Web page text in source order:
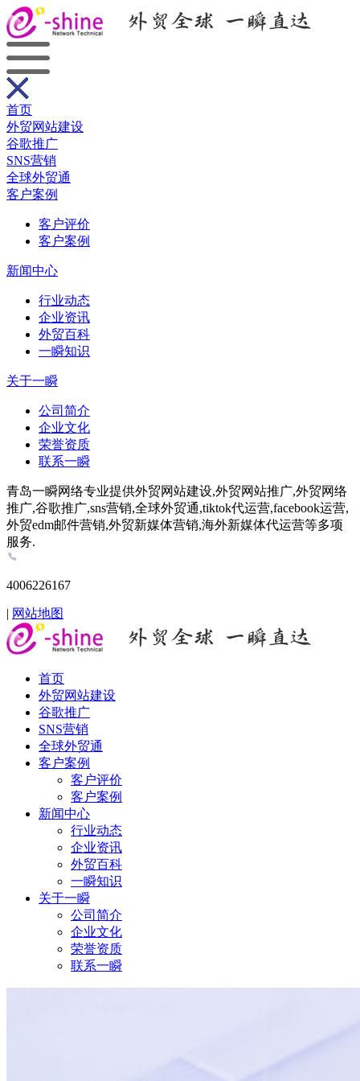
首页
外贸网站建设
谷歌推广
SNS营销
全球外贸通
客户案例
客户评价
客户案例
新闻中心
行业动态
企业资讯
外贸百科
一瞬知识
关于一瞬
公司简介
企业文化
荣誉资质
联系一瞬
青岛一瞬网络专业提供外贸网站建设,外贸网站推广,外贸网络
推广,谷歌推广,sns营销,全球外贸通,tiktok代运营,facebook运营,
外贸edm邮件营销,外贸新媒体营销,海外新媒体代运营等多项
服务.
4006226167
| 网站地图
首页
外贸网站建设
谷歌推广
SNS营销
全球外贸通
客户案例
客户评价
客户案例
新闻中心
行业动态
企业资讯
外贸百科
一瞬知识
关于一瞬
公司简介
企业文化
荣誉资质
联系一瞬